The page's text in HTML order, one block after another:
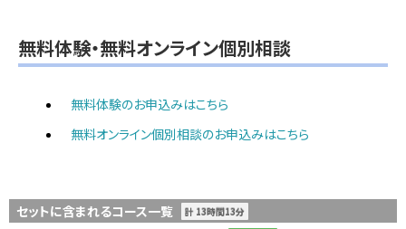
無料体験・無料オンライン個別相談
無料体験のお申込みはこちら
無料オンライン個別相談のお申込みはこちら
セットに含まれるコース一覧 計 13時間13分